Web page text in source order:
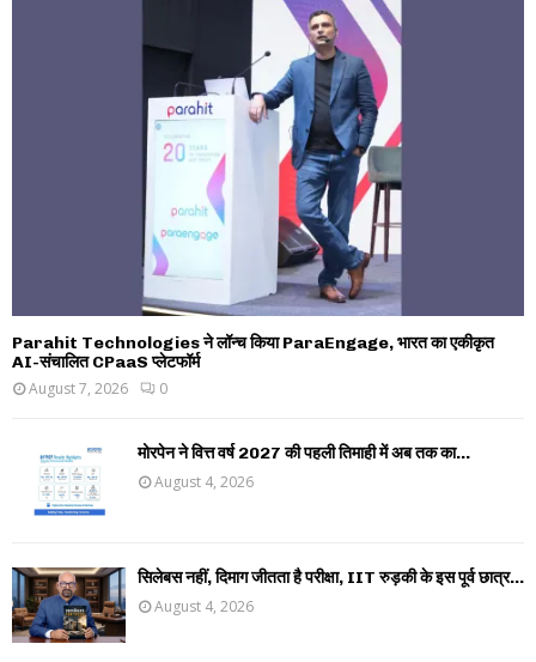
Parahit Technologies ने लॉन्च किया ParaEngage, भारत का एकीकृत
AI-संचालित CPaaS प्लेटफॉर्म
August 7, 2026
0
मोरपेन ने वित्त वर्ष 2027 की पहली तिमाही में अब तक का...
August 4, 2026
सिलेबस नहीं, दिमाग जीतता है परीक्षा, IIT रुड़की के इस पूर्व छात्र...
August 4, 2026